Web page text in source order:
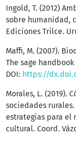
Ingold, T. (2012)
sobre humanidad,
Ediciones Trilce.
Maffi, M. (2007).
The sage
DOI: https://
Morales, L. (2019).
sociedades
estrategias para el
cultural. Coord.